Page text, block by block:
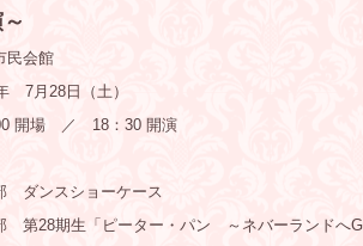
民会館
7月28日（土）
開場 ／ 18：30 開演
ダンスショーケース
第28期生「ピーター・パン ～ネバーランドへ